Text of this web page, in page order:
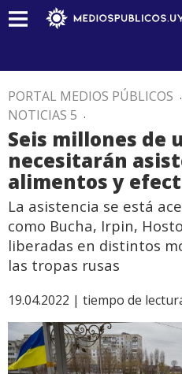
PORTAL MEDIOS PÚBLICOS .
NOTICIAS 5 .
Seis millones de
necesitarán
alimentos y
La asistencia se está
como Bucha, Irpin,
liberadas en distintos
las tropas rusas
19.04.2022 | tiempo de